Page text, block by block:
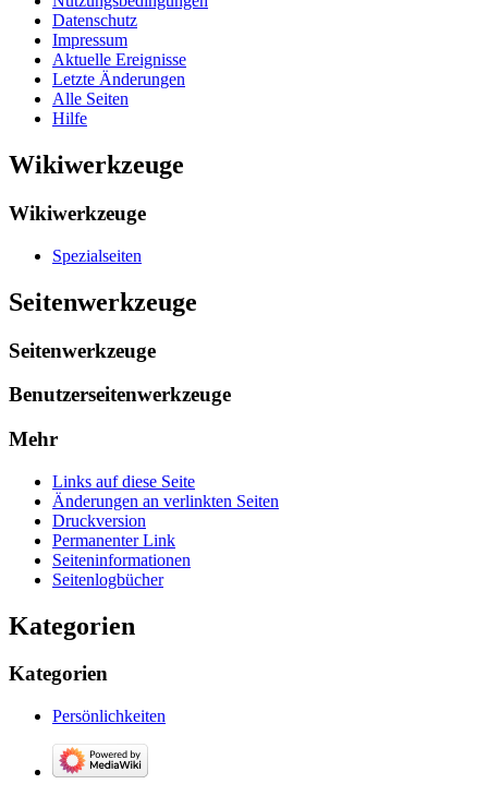
Datenschutz
Impressum
Aktuelle Ereignisse
Letzte Änderungen
Alle Seiten
Hilfe
Wikiwerkzeuge
Wikiwerkzeuge
Spezialseiten
Seitenwerkzeuge
Seitenwerkzeuge
Benutzerseitenwerkzeuge
Mehr
Links auf diese Seite
Änderungen an verlinkten Seiten
Druckversion
Permanenter Link
Seiten­­informationen
Seitenlogbücher
Kategorien
Kategorien
Persönlichkeiten